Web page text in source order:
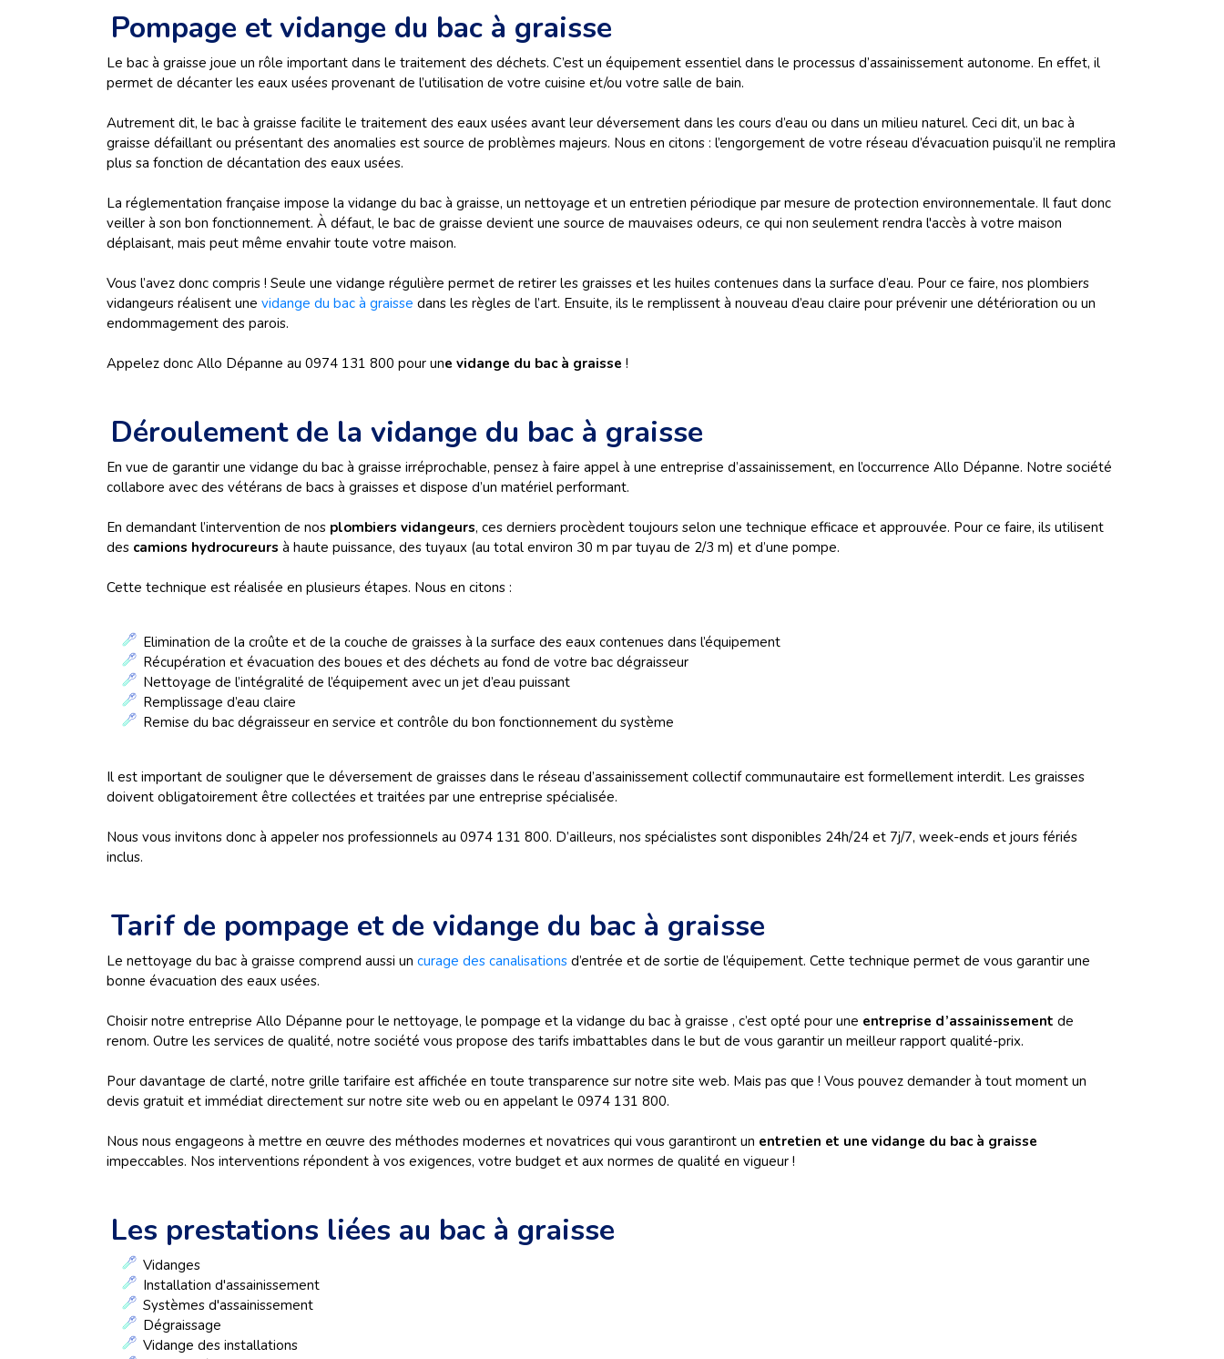
Pompage et vidange du bac à graisse
Le bac à graisse joue un rôle important dans le traitement des déchets. C’est un équipement essentiel dans le processus d’assainissement autonome. En effet, il
permet de décanter les eaux usées provenant de l’utilisation de votre cuisine et/ou votre salle de bain.
Autrement dit, le bac à graisse facilite le traitement des eaux usées avant leur déversement dans les cours d’eau ou dans un milieu naturel. Ceci dit, un bac à
graisse défaillant ou présentant des anomalies est source de problèmes majeurs. Nous en citons : l’engorgement de votre réseau d’évacuation puisqu’il ne remplira
plus sa fonction de décantation des eaux usées.
La réglementation française impose la vidange du bac à graisse, un nettoyage et un entretien périodique par mesure de protection environnementale. Il faut donc
veiller à son bon fonctionnement. À défaut, le bac de graisse devient une source de mauvaises odeurs, ce qui non seulement rendra l'accès à votre maison
déplaisant, mais peut même envahir toute votre maison.
Vous l’avez donc compris ! Seule une vidange régulière permet de retirer les graisses et les huiles contenues dans la surface d’eau. Pour ce faire, nos plombiers
vidangeurs réalisent une vidange du bac à graisse dans les règles de l’art. Ensuite, ils le remplissent à nouveau d’eau claire pour prévenir une détérioration ou un
endommagement des parois.
Appelez donc Allo Dépanne au 0974 131 800 pour une vidange du bac à graisse !
Déroulement de la vidange du bac à graisse
En vue de garantir une vidange du bac à graisse irréprochable, pensez à faire appel à une entreprise d’assainissement, en l’occurrence Allo Dépanne. Notre société
collabore avec des vétérans de bacs à graisses et dispose d’un matériel performant.
En demandant l’intervention de nos plombiers vidangeurs, ces derniers procèdent toujours selon une technique efficace et approuvée. Pour ce faire, ils utilisent
des camions hydrocureurs à haute puissance, des tuyaux (au total environ 30 m par tuyau de 2/3 m) et d’une pompe.
Cette technique est réalisée en plusieurs étapes. Nous en citons :
Elimination de la croûte et de la couche de graisses à la surface des eaux contenues dans l’équipement
Récupération et évacuation des boues et des déchets au fond de votre bac dégraisseur
Nettoyage de l’intégralité de l’équipement avec un jet d’eau puissant
Remplissage d’eau claire
Remise du bac dégraisseur en service et contrôle du bon fonctionnement du système
Il est important de souligner que le déversement de graisses dans le réseau d’assainissement collectif communautaire est formellement interdit. Les graisses
doivent obligatoirement être collectées et traitées par une entreprise spécialisée.
Nous vous invitons donc à appeler nos professionnels au 0974 131 800. D’ailleurs, nos spécialistes sont disponibles 24h/24 et 7j/7, week-ends et jours fériés
inclus.
Tarif de pompage et de vidange du bac à graisse
Le nettoyage du bac à graisse comprend aussi un curage des canalisations d’entrée et de sortie de l’équipement. Cette technique permet de vous garantir une
bonne évacuation des eaux usées.
Choisir notre entreprise Allo Dépanne pour le nettoyage, le pompage et la vidange du bac à graisse , c’est opté pour une entreprise d’assainissement de
renom. Outre les services de qualité, notre société vous propose des tarifs imbattables dans le but de vous garantir un meilleur rapport qualité-prix.
Pour davantage de clarté, notre grille tarifaire est affichée en toute transparence sur notre site web. Mais pas que ! Vous pouvez demander à tout moment un
devis gratuit et immédiat directement sur notre site web ou en appelant le 0974 131 800.
Nous nous engageons à mettre en œuvre des méthodes modernes et novatrices qui vous garantiront un entretien et une vidange du bac à graisse
impeccables. Nos interventions répondent à vos exigences, votre budget et aux normes de qualité en vigueur !
Les prestations liées au bac à graisse
Vidanges
Installation d'assainissement
Systèmes d'assainissement
Dégraissage
Vidange des installations